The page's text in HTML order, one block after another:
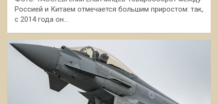
Россией и Китаем отмечается большим приростом: так,
с 2014 года он…